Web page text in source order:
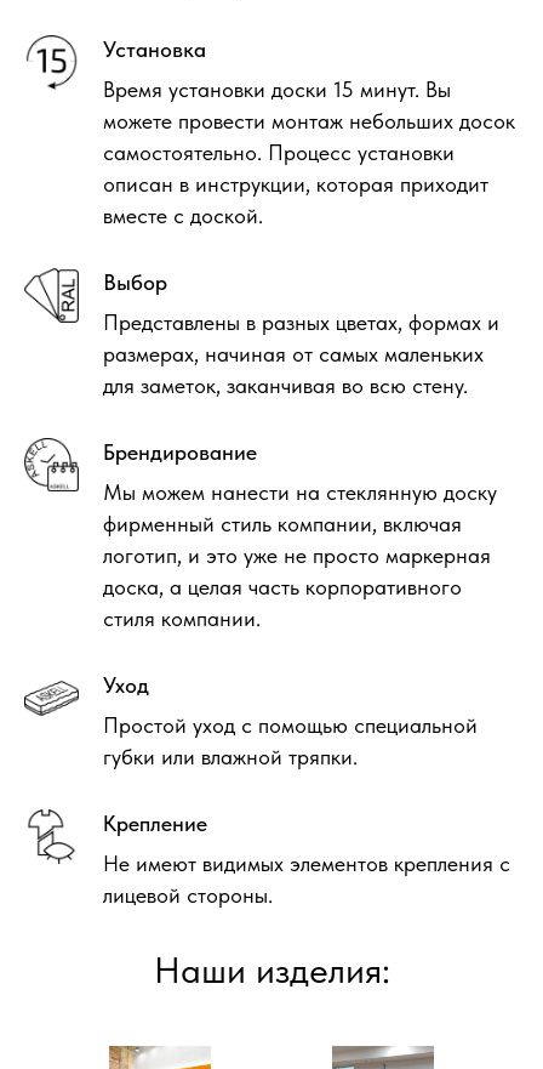
Установка
Время установки доски 15 минут. Вы
можете провести монтаж небольших досок
самостоятельно. Процесс установки
описан в инструкции, которая приходит
вместе с доской.
Выбор
Представлены в разных цветах, формах и
размерах, начиная от самых маленьких
для заметок, заканчивая во всю стену.
Брендирование
Мы можем нанести на стеклянную доску
фирменный стиль компании, включая
логотип, и это уже не просто маркерная
доска, а целая часть корпоративного
стиля компании.
Уход
Простой уход с помощью специальной
губки или влажной тряпки.
Крепление
Не имеют видимых элементов крепления с
лицевой стороны.
Наши изделия: